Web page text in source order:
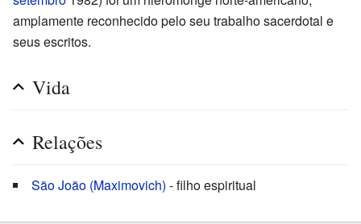
amplamente reconhecido pelo seu trabalho sacerdotal e
seus escritos.
Vida
Relações
São João (Maximovich) - filho espiritual